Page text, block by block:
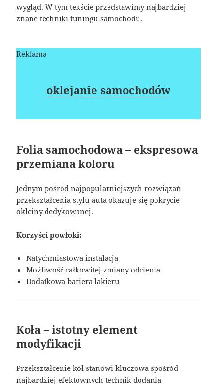
wygląd. W tym tekście przedstawimy najbardziej
znane techniki tuningu samochodu.
Reklama
oklejanie samochodów
Folia samochodowa – ekspresowa
przemiana koloru
Jednym pośród najpopularniejszych rozwiązań
przekształcenia stylu auta okazuje się pokrycie
okleiny dedykowanej.
Korzyści powłoki:
Natychmiastowa instalacja
Możliwość całkowitej zmiany odcienia
Dodatkowa bariera lakieru
Koła – istotny element
modyfikacji
Przekształcenie kół stanowi kluczowa spośród
najbardziej efektownych technik dodania